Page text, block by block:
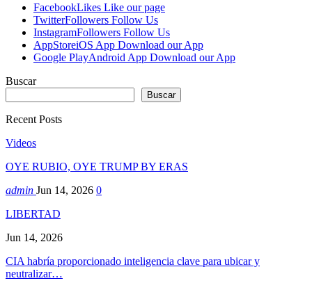
FacebookLikes Like our page
TwitterFollowers Follow Us
InstagramFollowers Follow Us
AppStoreiOS App Download our App
Google PlayAndroid App Download our App
Buscar
Buscar
Recent Posts
Videos
OYE RUBIO, OYE TRUMP BY ERAS
admin Jun 14, 2026 0
LIBERTAD
Jun 14, 2026
CIA habría proporcionado inteligencia clave para ubicar y
neutralizar…